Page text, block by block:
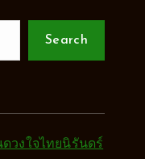
Search
วงใจไทยนิรันดร์